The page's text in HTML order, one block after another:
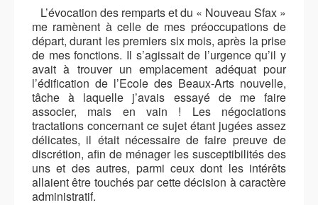
L’évocation des remparts et du « Nouveau Sfax »
me ramènent à celle de mes préoccupations de
départ, durant les premiers six mois, après la prise
de mes fonctions. Il s’agissait de l’urgence qu’il y
avait à trouver un emplacement adéquat pour
l’édification de l’Ecole des Beaux-Arts nouvelle,
tâche à laquelle j’avais essayé de me faire
associer, mais en vain ! Les négociations
tractations concernant ce sujet étant jugées assez
délicates, il était nécessaire de faire preuve de
discrétion, afin de ménager les susceptibilités des
uns et des autres, parmi ceux dont les intérêts
allaient être touchés par cette décision à caractère
administratif.